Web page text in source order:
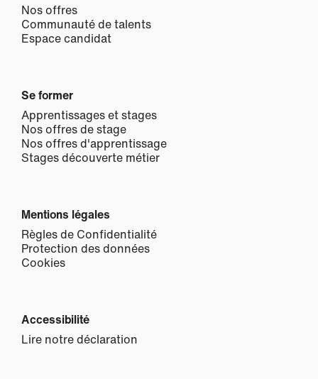
Nos offres
Communauté de talents
Espace candidat
Se former
Apprentissages et stages
Nos offres de stage
Nos offres d'apprentissage
Stages découverte métier
Mentions légales
Règles de Confidentialité
Protection des données
Cookies
Accessibilité
Lire notre déclaration